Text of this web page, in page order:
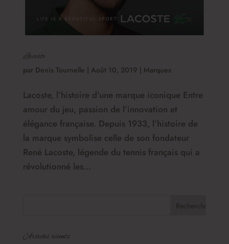
Lacoste
par Denis Tournelle | Août 10, 2019 | Marques
Lacoste, l’histoire d’une marque iconique Entre
amour du jeu, passion de l’innovation et
élégance française. Depuis 1933, l’histoire de
la marque symbolise celle de son fondateur
René Lacoste, légende du tennis français qui a
révolutionné les...
Articles récents